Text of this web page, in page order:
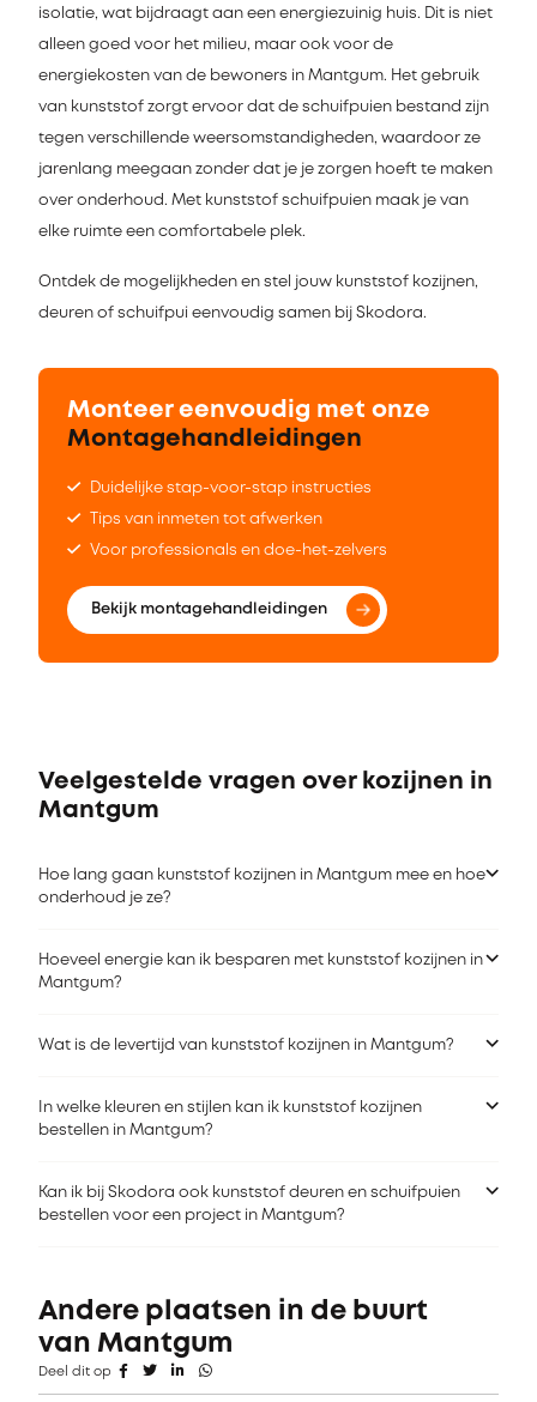
isolatie, wat bijdraagt aan een energiezuinig huis. Dit is niet
alleen goed voor het milieu, maar ook voor de
energiekosten van de bewoners in Mantgum. Het gebruik
van kunststof zorgt ervoor dat de schuifpuien bestand zijn
tegen verschillende weersomstandigheden, waardoor ze
jarenlang meegaan zonder dat je je zorgen hoeft te maken
over onderhoud. Met kunststof schuifpuien maak je van
elke ruimte een comfortabele plek.
Ontdek de mogelijkheden en stel jouw kunststof kozijnen,
deuren of schuifpui eenvoudig samen bij Skodora.
Monteer eenvoudig met onze
Montagehandleidingen
Duidelijke stap-voor-stap instructies
Tips van inmeten tot afwerken
Voor professionals en doe-het-zelvers
Bekijk montagehandleidingen
Veelgestelde vragen over kozijnen in
Mantgum
Hoe lang gaan kunststof kozijnen in Mantgum mee en hoe
onderhoud je ze?
Hoeveel energie kan ik besparen met kunststof kozijnen in
Mantgum?
Wat is de levertijd van kunststof kozijnen in Mantgum?
In welke kleuren en stijlen kan ik kunststof kozijnen
bestellen in Mantgum?
Kan ik bij Skodora ook kunststof deuren en schuifpuien
bestellen voor een project in Mantgum?
Andere plaatsen in de buurt
van Mantgum
Deel dit op